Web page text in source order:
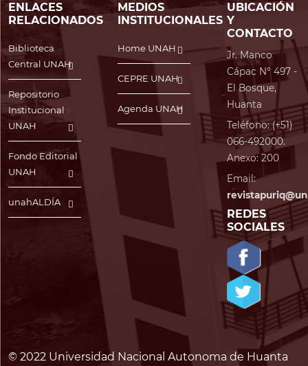
ENLACES
RELACIONADOS
Biblioteca
Central UNAH
Repositorio
Institucional
UNAH
Fondo Editorial
UNAH
unahALDÍA
MEDIOS
INSTITUCIONALES
Home UNAH
CEPRE UNAH
Agenda UNAH
UBICACIÓN
Y
CONTACTO
Jr. Manco
Cápac N° 497 -
El Bosque,
Huanta
Teléfono: (+51)
066-492000.
Anexo: 200
Email:
REDES
SOCIALES
© 2022 Universidad Nacional Autonoma de Huanta